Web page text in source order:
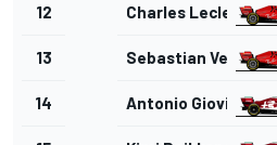
12 Charles Leclerc
13 Sebastian Vettel
14 Antonio Giovinazzi